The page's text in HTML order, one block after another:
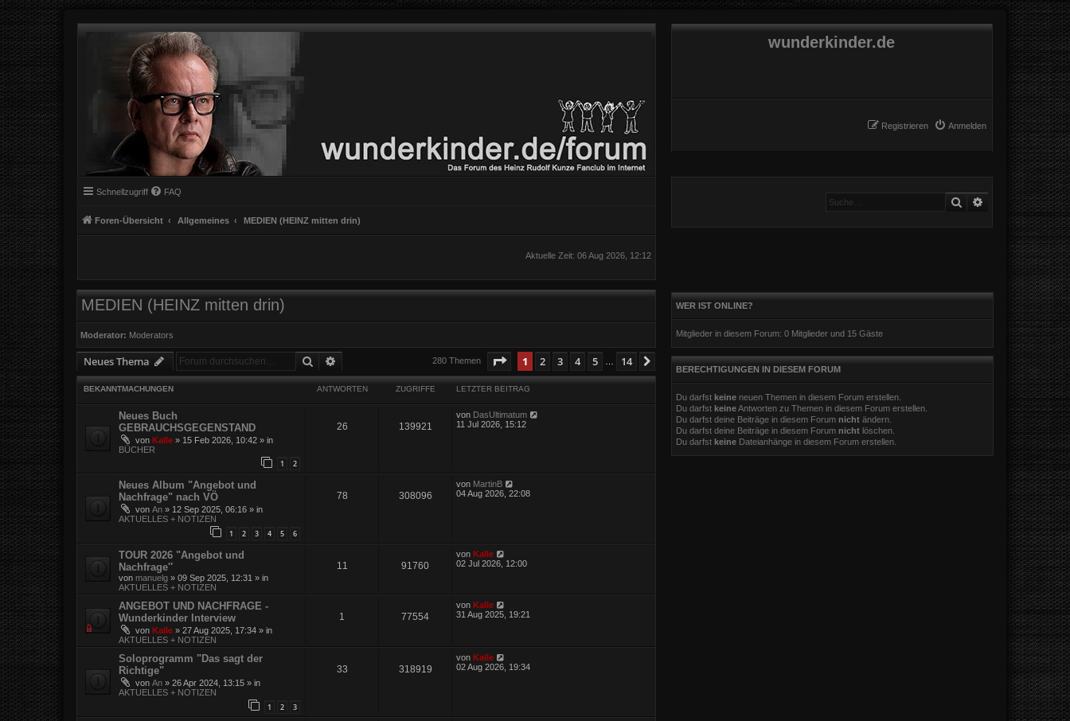
wunderkinder.de
Anmelden
Registrieren
Schnellzugriff FAQ
Foren-Übersicht Allgemeines MEDIEN (HEINZ mitten drin)
Suche Erweiterte Suche
Aktuelle Zeit: 06 Aug 2026, 12:12
MEDIEN (HEINZ mitten drin)
Moderator: Moderators
Neues Thema Suche 280 Themen Seite von14
1 2 3 4 5 14 Nächste
BEKANNTMACHUNGEN ANTWORTEN ZUGRIFFE LETZTER BEITRAG
Neues Buch
GEBRAUCHSGEGENSTAND
von Kalle » 15 Feb 2026, 10:42 » in
BÜCHER
1 2
26 139921
von DasUltimatum
11 Jul 2026, 15:12
Neues Album "Angebot und
Nachfrage" nach VÖ
von An » 12 Sep 2025, 06:16 » in
AKTUELLES + NOTIZEN
1 2 3 4 5 6
78 308096
von MartinB
04 Aug 2026, 22:08
TOUR 2026 "Angebot und
Nachfrage″
von manuelg » 09 Sep 2025, 12:31 » in
AKTUELLES + NOTIZEN
11 91760
vonKalle
02 Jul 2026, 12:00
ANGEBOT UND NACHFRAGE -
Wunderkinder Interview
von Kalle » 27 Aug 2025, 17:34 » in
AKTUELLES + NOTIZEN
1 77554
vonKalle
31 Aug 2025, 19:21
Soloprogramm "Das sagt der
Richtige"
von An » 26 Apr 2024, 13:15 » in
AKTUELLES + NOTIZEN
1 2 3
33 318919
vonKalle
02 Aug 2026, 19:34
WER IST ONLINE?
Mitglieder in diesem Forum: 0 Mitglieder und 15 Gäste
BERECHTIGUNGEN IN DIESEM FORUM
Du darfst keineneuen Themen in diesem Forum erstellen.
Du darfst keineAntworten zu Themen in diesem Forum erstellen.
Du darfst deine Beiträge in diesem Forum nichtändern.
Du darfst deine Beiträge in diesem Forum nichtlöschen.
Du darfst keineDateianhänge in diesem Forum erstellen.